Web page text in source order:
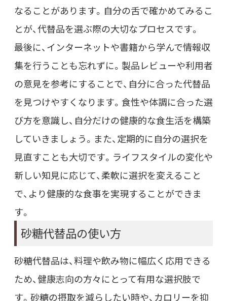
なることがあります。自分の舌で確かめてみるこ
とが、代替品を選ぶ際の大切なプロセスです。
最後に、インターネットや書籍から学んで情報収
集を行うことも忘れずに。製品レビューや利用者
の意見を参考にすることで、自分に合った代替品
を見つけやすくなります。食性や体調に合った選
び方を意識し、自分だけの健康的な食生活を構築
していきましょう。また、定期的に自分の選択を
見直すことも大切です。ライフスタイルの変化や
新しい知見に応じて、柔軟に選択を変えること
で、より健康的な食事を実現することができま
す。
砂糖代替品の使い方
砂糖代替品は、料理や飲み物に幅広く応用できる
ため、健康志向の方々にとって有用な選択肢で
す。砂糖の摂取を減らしたい時や、カロリーを抑